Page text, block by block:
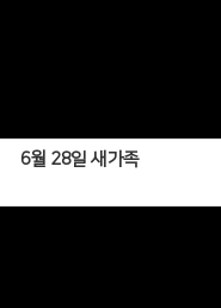
6월 28일 새가족